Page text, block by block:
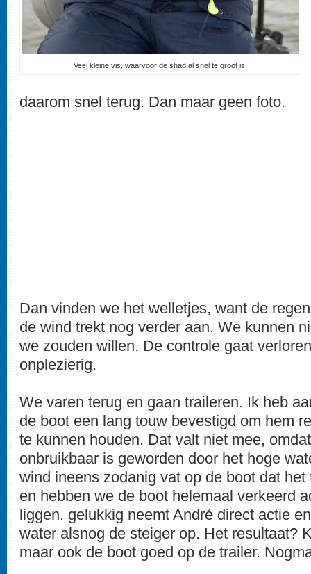
Veel kleine vis, waarvoor de shad al snel te groot is.
daarom snel terug. Dan maar geen foto.
Dan vinden we het welletjes, want de
de wind trekt nog verder aan. We kunnen
we zouden willen. De controle gaat
onplezierig.
We varen terug en gaan traileren. Ik heb
de boot een lang touw bevestigd om hem
te kunnen houden. Dat valt niet mee,
onbruikbaar is geworden door het hoge
wind ineens zodanig vat op de boot dat
en hebben we de boot helemaal verkeerd
liggen. gelukkig neemt André direct actie
water alsnog de steiger op. Het resultaat?
maar ook de boot goed op de trailer.